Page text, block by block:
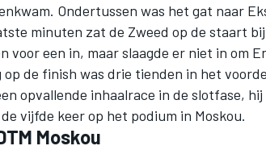
Ondertussen was het gat naar
minuten zat de Zweed op de staart
voor een in, maar slaagde er niet in om
op de finish was drie tienden in het
opvallende inhaalrace in de slotfase,
vijfde keer op het podium in Moskou.
Moskou